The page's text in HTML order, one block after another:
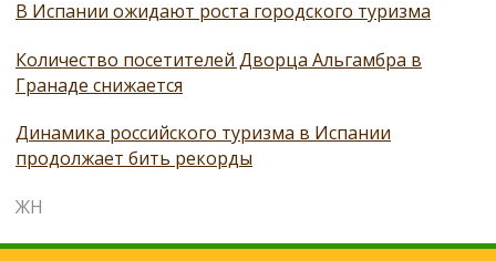
В Испании ожидают роста городского туризма
Количество посетителей Дворца Альгамбра в
Гранаде снижается
Динамика российского туризма в Испании
продолжает бить рекорды
ЖН